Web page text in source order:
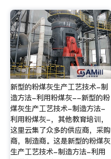
新型的粉煤灰生产工艺技术-制
造方法-利用粉煤灰--新型的粉
煤灰生产工艺技术-制造方法-
利用粉煤灰-，其他教育培训，
这里云集了众多的供应商，采购
商，制造商。这是新型的粉煤灰
生产工艺技术-制造方法-利用